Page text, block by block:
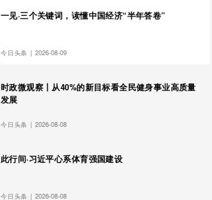
一见·三个关键词，读懂中国经济“半年答卷”
今日头条 | 2026-08-09
时政微观察丨从40%的新目标看全民健身事业高质量
发展
今日头条 | 2026-08-08
此行间·习近平心系体育强国建设
今日头条 | 2026-08-08